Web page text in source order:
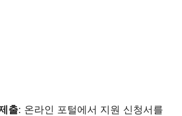
출: 온라인 포털에서 지원 신청서를